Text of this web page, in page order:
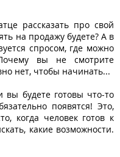
рассказать про свой
на продажу будете? А в
спросом, где можно
вы не смотрите
нет, чтобы начинать...
вы будете готовы что-то
появятся! Это,
когда человек готов к
какие возможности.